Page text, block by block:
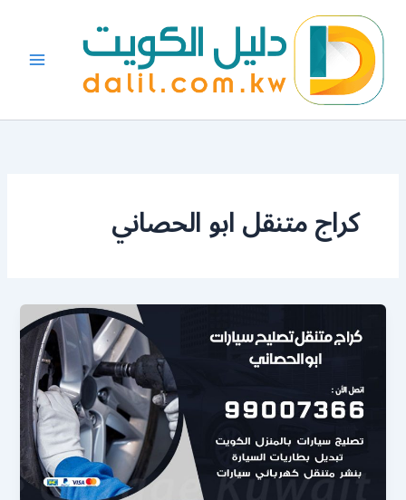
المحتوى
كراج متنقل ابو الحصاني